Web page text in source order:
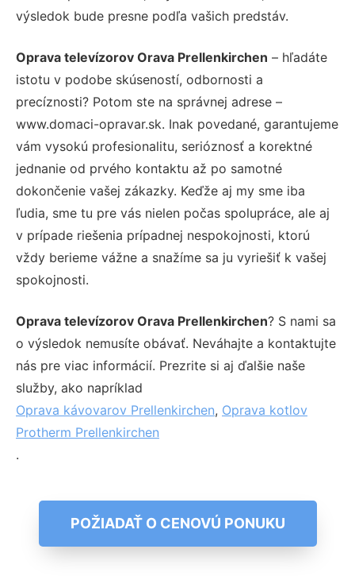
výsledok bude presne podľa vašich predstáv.
Oprava televízorov Orava Prellenkirchen – hľadáte
istotu v podobe skúseností, odbornosti a
precíznosti? Potom ste na správnej adrese –
www.domaci-opravar.sk. Inak povedané, garantujeme
vám vysokú profesionalitu, serióznosť a korektné
jednanie od prvého kontaktu až po samotné
dokončenie vašej zákazky. Keďže aj my sme iba
ľudia, sme tu pre vás nielen počas spolupráce, ale aj
v prípade riešenia prípadnej nespokojnosti, ktorú
vždy berieme vážne a snažíme sa ju vyriešiť k vašej
spokojnosti.
Oprava televízorov Orava Prellenkirchen? S nami sa
o výsledok nemusíte obávať. Neváhajte a kontaktujte
nás pre viac informácií. Prezrite si aj ďalšie naše
služby, ako napríklad
Oprava kávovarov Prellenkirchen, Oprava kotlov
Protherm Prellenkirchen
.
POŽIADAŤ O CENOVÚ PONUKU